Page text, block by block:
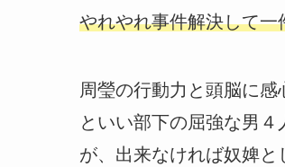
やれやれ事件解決して一
周瑩の行動力と頭脳に
といい部下の屈強な男
が、出来なければ奴婢と